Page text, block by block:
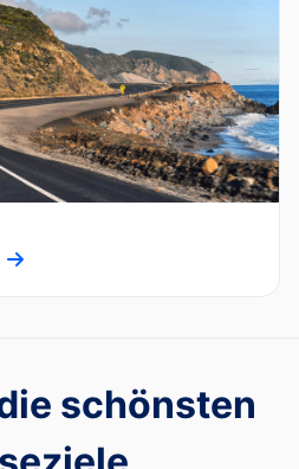
schönsten